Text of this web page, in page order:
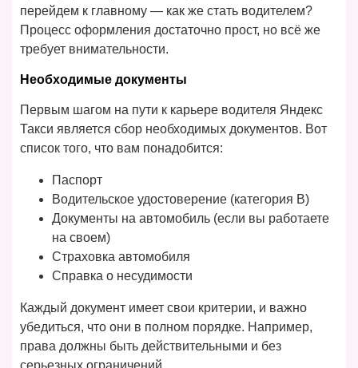
перейдем к главному — как же стать водителем?
Процесс оформления достаточно прост, но всё же
требует внимательности.
Необходимые документы
Первым шагом на пути к карьере водителя Яндекс
Такси является сбор необходимых документов. Вот
список того, что вам понадобится:
Паспорт
Водительское удостоверение (категория B)
Документы на автомобиль (если вы работаете
на своем)
Страховка автомобиля
Справка о несудимости
Каждый документ имеет свои критерии, и важно
убедиться, что они в полном порядке. Например,
права должны быть действительными и без